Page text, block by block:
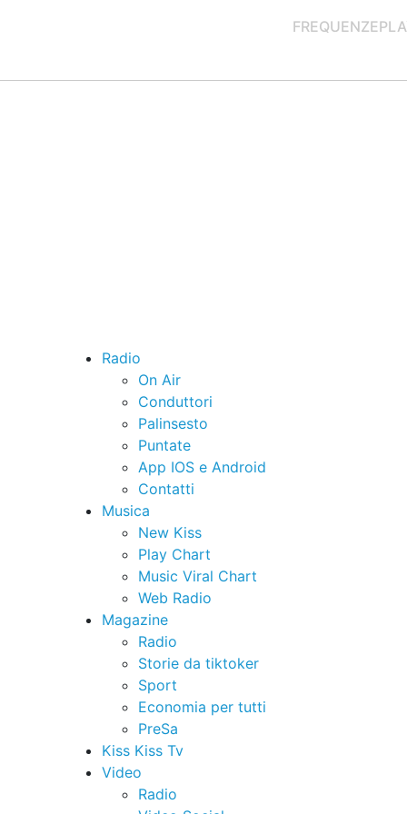
FREQUENZE
Radio
On Air
Conduttori
Palinsesto
Puntate
App IOS e Android
Contatti
Musica
New Kiss
Play Chart
Music Viral Chart
Web Radio
Magazine
Radio
Storie da tiktoker
Sport
Economia per tutti
PreSa
Kiss Kiss Tv
Video
Radio